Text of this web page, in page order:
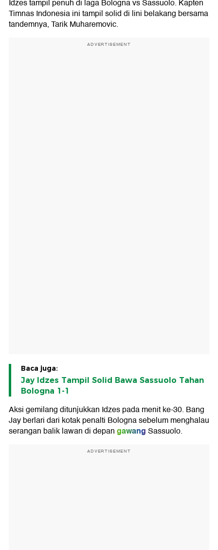
Idzes tampil penuh di laga Bologna vs Sassuolo. Kapten
Timnas Indonesia ini tampil solid di lini belakang bersama
tandemnya, Tarik Muharemovic.
ADVERTISEMENT
Baca juga:
Jay Idzes Tampil Solid Bawa Sassuolo Tahan
Bologna 1-1
Aksi gemilang ditunjukkan Idzes pada menit ke-30. Bang
Jay berlari dari kotak penalti Bologna sebelum menghalau
serangan balik lawan di depangawangSassuolo.
ADVERTISEMENT